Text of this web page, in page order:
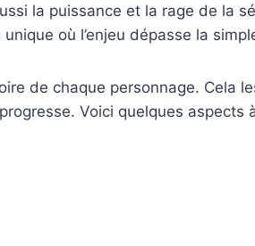
la puissance et la rage de la
où l’enjeu dépasse la
de chaque personnage. Cela
Voici quelques aspects